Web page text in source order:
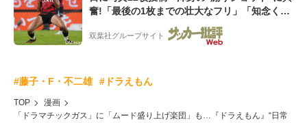
奮!「最後の1枚までの壮大なフリ」「知念くん
のことどんだけ好きなんよw」
双葉社グループサイト
#藤子・F・不二雄 #ドラえもん
TOP
漫画
「ドラマチックガス」に「ムード盛り上げ楽団」も…『ドラえもん』“日常